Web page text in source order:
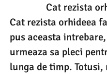
Cat rezista
Cat rezista orhideea
pus aceasta
urmeaza sa pleci
lunga de timp.